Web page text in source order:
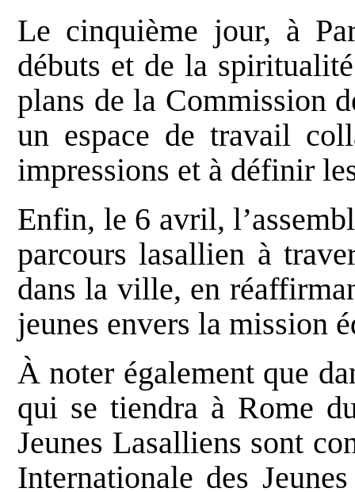
Le cinquième jour, à
débuts et de la
plans de la Commission
un espace de travail
impressions et à définir
Enfin, le 6 avril,
parcours lasallien à
dans la ville, en
jeunes envers la mission
À noter également que
qui se tiendra à Rome
Jeunes Lasalliens sont
Internationale des